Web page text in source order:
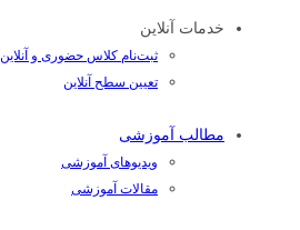
خدمات آنلاین
ثبت‌نام کلاس حضوری و آنلاین
تعیین سطح آنلاین
مطالب آموزشی
ویدیوهای آموزشی
مقالات آموزشی